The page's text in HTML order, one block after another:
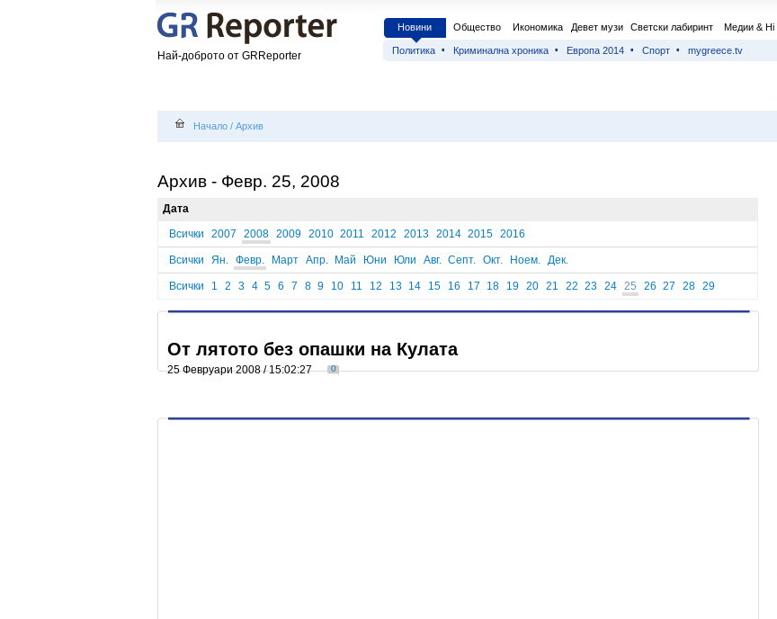
Най-доброто от GRReporter
Новини Общество Икономика Девет музи Светски лабиринт Медии & Hi
Политика Криминална хроника Европа 2014 Спорт mygreece.tv
Начало / Архив
Архив - Февр. 25, 2008
Дата
Всички
2007 2008 2009 2010 2011 2012 2013 2014 2015 2016
Всички Ян. Февр. Март Апр. Май Юни Юли Авг. Септ. Окт. Ноем. Дек.
Всички 1 2 3 4 5 6 7 8 9 10 11 12 13 14 15 16 17 18 19 20 21 22 23 24 25 26 27 28 29
От лятото без опашки на Кулата
25 Февруари 2008 / 15:02:27 0